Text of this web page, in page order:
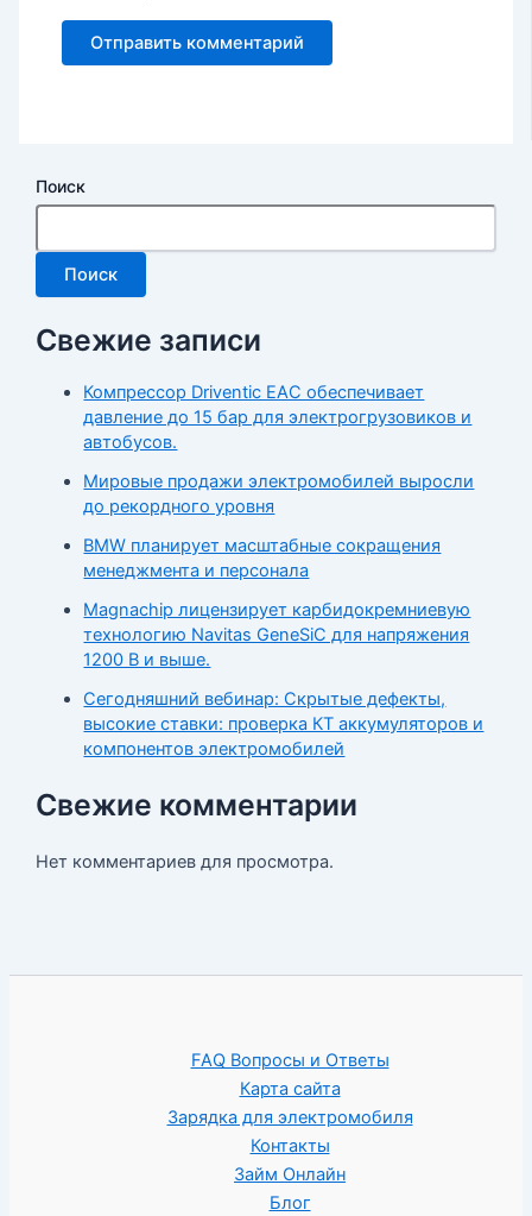
Поиск
Поиск
Свежие записи
Компрессор Driventic EAC обеспечивает
давление до 15 бар для электрогрузовиков и
автобусов.
Мировые продажи электромобилей выросли
до рекордного уровня
BMW планирует масштабные сокращения
менеджмента и персонала
Magnachip лицензирует карбидокремниевую
технологию Navitas GeneSiC для напряжения
1200 В и выше.
Сегодняшний вебинар: Скрытые дефекты,
высокие ставки: проверка КТ аккумуляторов и
компонентов электромобилей
Свежие комментарии
Нет комментариев для просмотра.
FAQ Вопросы и Ответы
Карта сайта
Зарядка для электромобиля
Контакты
Займ Онлайн
Блог